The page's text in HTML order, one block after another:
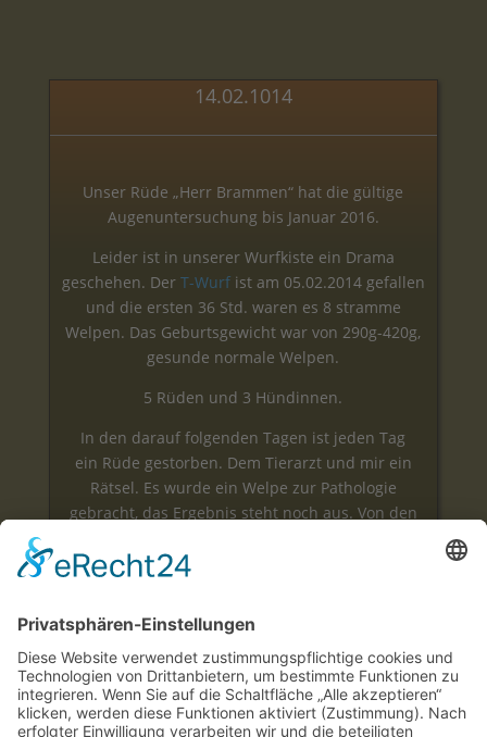
14.02.1014
Unser Rüde „Herr Brammen“ hat die gültige
Augenuntersuchung bis Januar 2016.
Leider ist in unserer Wurfkiste ein Drama
geschehen. Der T-Wurfist am 05.02.2014 gefallen
und die ersten 36 Std. waren es 8 stramme
Welpen. Das Geburtsgewicht war von 290g-420g,
gesunde normale Welpen.
5 Rüden und 3 Hündinnen.
In den darauf folgenden Tagen ist jeden Tag
ein Rüde gestorben. Dem Tierarzt und mir ein
Rätsel. Es wurde ein Welpe zur Pathologie
gebracht, das Ergebnis steht noch aus. Von den
Sollte alles funktionieren, plane ich mit